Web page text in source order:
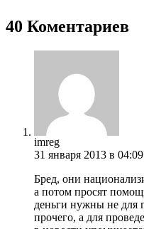
40 Коментариев
imreg
31 января 2013 в 04:09
Бред, они
а потом просят
деньги нужны не для
прочего, а для